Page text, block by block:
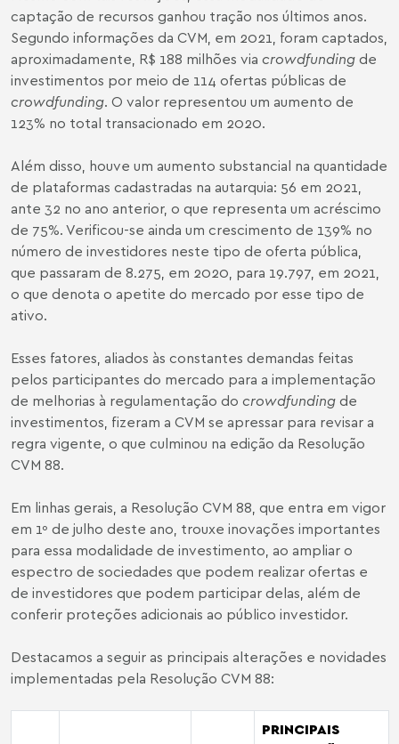
captação de recursos ganhou tração nos últimos anos.
Segundo informações da CVM , em 2021, foram captados,
aproximadamente, R$ 188 milhões via crowdfunding de
investimentos por meio de 114 ofertas públicas de
crowdfunding. O valor representou um aumento de
123% no total transacionado em 2020.
Além disso, houve um aumento substancial na quantidade
de plataformas cadastradas na autarquia: 56 em 2021,
ante 32 no ano anterior, o que representa um acréscimo
de 75%. Verificou-se ainda um crescimento de 139% no
número de investidores neste tipo de oferta pública,
que passaram de 8.275, em 2020, para 19.797, em 2021,
o que denota o apetite do mercado por esse tipo de
ativo.
Esses fatores, aliados às constantes demandas feitas
pelos participantes do mercado para a implementação
de melhorias à regulamentação do crowdfunding de
investimentos, fizeram a CVM se apressar para revisar a
regra vigente, o que culminou na edição da Resolução
CVM 88.
Em linhas gerais, a Resolução CVM 88, que entra em vigor
em 1º de julho deste ano, trouxe inovações importantes
para essa modalidade de investimento, ao ampliar o
espectro de sociedades que podem realizar ofertas e
de investidores que podem participar delas, além de
conferir proteções adicionais ao público investidor.
Destacamos a seguir as principais alterações e novidades
implementadas pela Resolução CVM 88:
PRINCIPAIS